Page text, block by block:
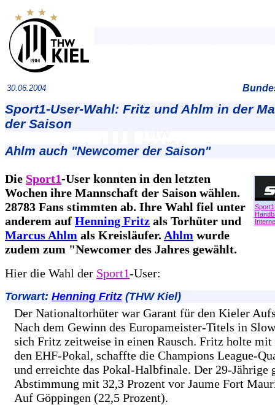
30.06.2004
Sport1-User-Wahl: Fritz und Ahlm in der
der Saison
Ahlm auch "Newcomer der Saison"
Die Sport1-User konnten in den letzten
Wochen ihre Mannschaft der Saison wählen.
28783 Fans stimmten ab. Ihre Wahl fiel unter
anderem auf Henning Fritz als Torhüter und
Marcus Ahlm als Kreisläufer. Ahlm wurde
zudem zum "Newcomer des Jahres gewählt.
Hier die Wahl der Sport1-User:
Torwart: Henning Fritz (THW Kiel)
Der Nationaltorhüter war Garant für den Kieler
Nach dem Gewinn des Europameister-Titels in
sich Fritz zeitweise in einen Rausch. Fritz holte
den EHF-Pokal, schaffte die Champions League-
und erreichte das Pokal-Halbfinale. Der 29-Jährige
Abstimmung mit 32,3 Prozent vor Jaume Fort
Auf Göppingen (22,5 Prozent).